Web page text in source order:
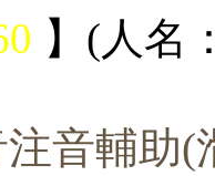
】(人名
音輔助